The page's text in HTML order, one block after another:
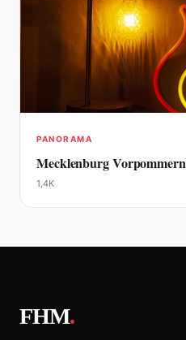
PANORAMA
Mecklenburg Vorpommern
1,4K
FHM.